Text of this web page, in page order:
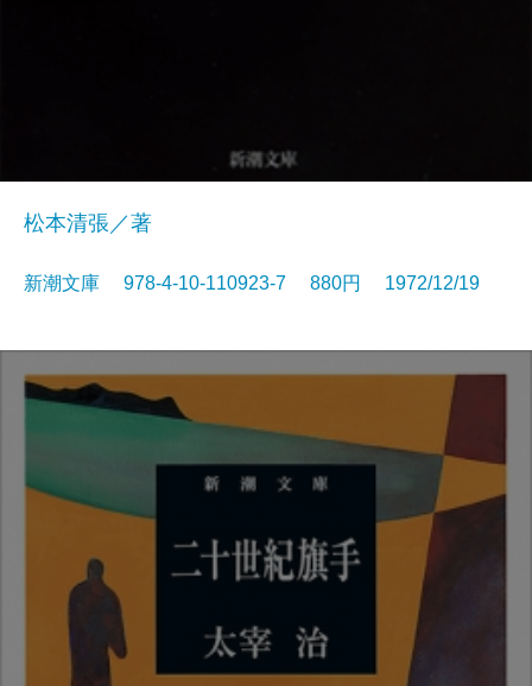
松本清張／著
新潮文庫 978-4-10-110923-7 880円 1972/12/19